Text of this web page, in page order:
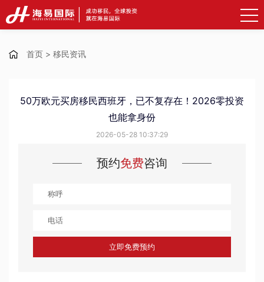
首页 > 移民资讯
50万欧元买房移民西班牙，已不复存在！2026零投资
也能拿身份
2026-05-28 10:37:29
预约免费咨询
立即免费预约